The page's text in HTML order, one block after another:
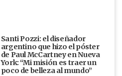
Santi Pozzi: el diseñador
argentino que hizo el póster
de Paul McCartney en Nueva
York: “Mi misión es traer un
poco de belleza al mundo”